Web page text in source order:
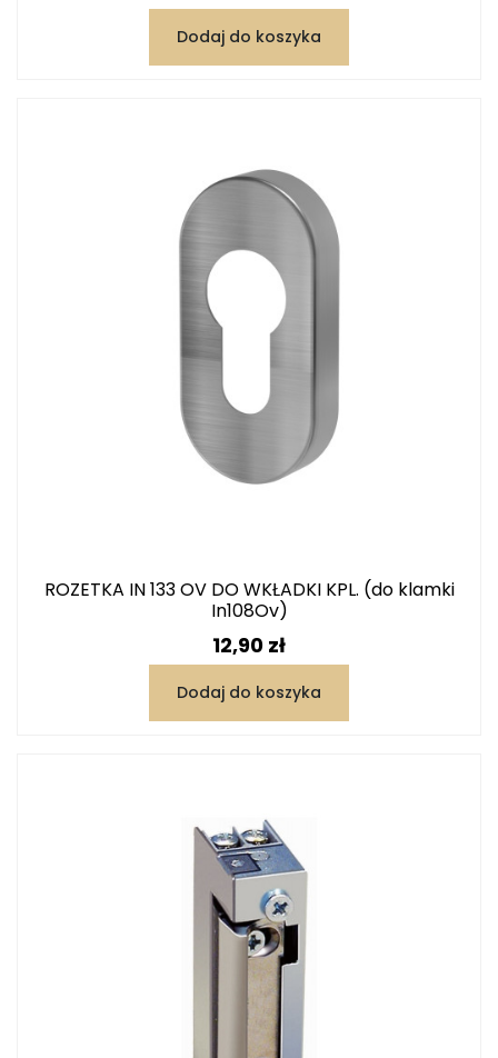
Dodaj do koszyka
ROZETKA IN 133 OV DO WKŁADKI KPL. (do klamki
In108Ov)
Cena
12,90 zł
Dodaj do koszyka